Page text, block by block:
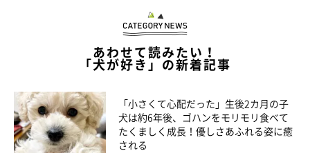
そうして飼い主さんは、mutaくんをお迎えしたそうです。
あわせて読みたい！
「犬が好き」の新着記事
「小さくて心配だった」生後2カ月の子
犬は約6年後、ゴハンをモリモリ食べて
たくましく成長！優しさあふれる姿に癒
される